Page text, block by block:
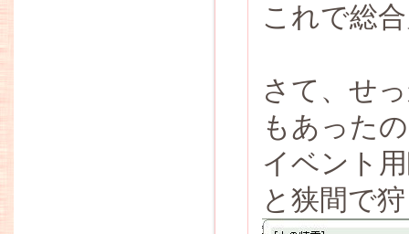
これで総
さて、せ
もあった
イベント
と狭間で